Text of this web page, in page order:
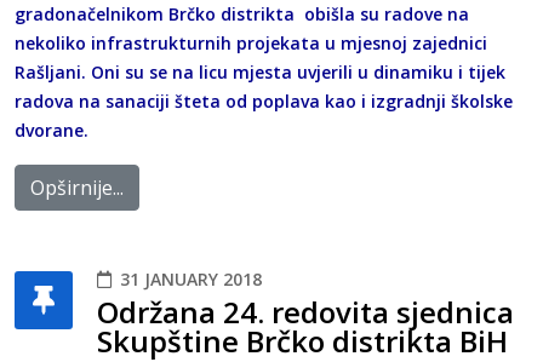
gradonačelnikom Brčko distrikta obišla su radove na
nekoliko infrastrukturnih projekata u mjesnoj zajednici
Rašljani. Oni su se na licu mjesta uvjerili u dinamiku i tijek
radova na sanaciji šteta od poplava kao i izgradnji školske
dvorane.
Opširnije...
31 JANUARY 2018
Održana 24. redovita sjednica
Skupštine Brčko distrikta BiH